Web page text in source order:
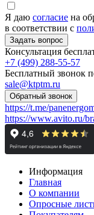
Я даю согласие на
в соответствии с
Консультация
+7 (499) 288-55-57
Бесплатный звонок
sale@ktptm.ru
https://t.me/
https://www.avito.ru/
Информация
Главная
О компании
Опросные